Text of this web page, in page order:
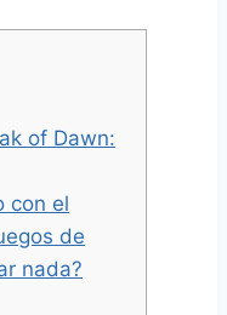
of Dawn:
con el
de
nada?